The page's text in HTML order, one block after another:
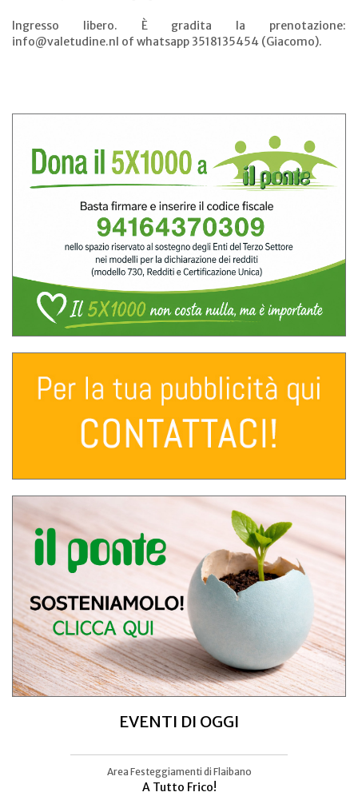
Ingresso libero. È gradita la prenotazione:
info@valetudine.nl of whatsapp 3518135454 (Giacomo).
EVENTI DI OGGI
Area Festeggiamenti di Flaibano
A Tutto Frico!
Talmassons
FestInPiazza